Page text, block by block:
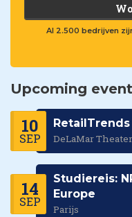
Al 2.500 bedrijven
Upcoming
10
SEP DeLaMar Theater
14
SEP
Studiereis:
Europe
Parijs